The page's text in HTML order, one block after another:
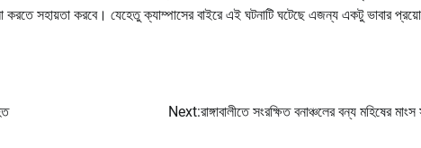
করতে সহায়তা করবে। যেহেতু ক্যাম্পাসের বাইরে এই ঘটনাটি ঘটেছে এজন্য একটু ভাবার
Next:রাঙ্গাবালীতে সংরক্ষিত বনাঞ্চলের বন্য মহিষের